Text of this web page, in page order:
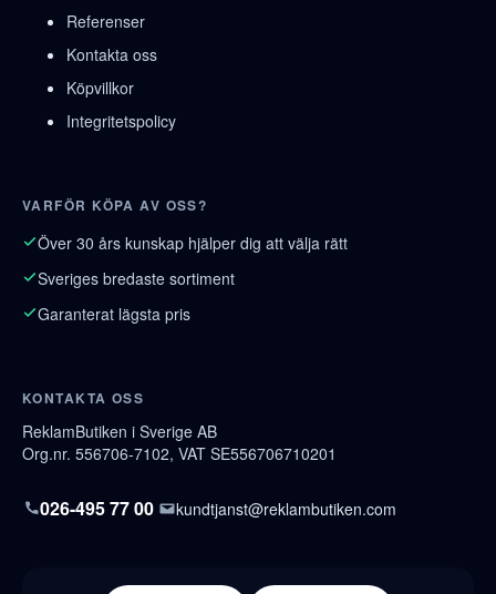
Referenser
Kontakta oss
Köpvillkor
Integritetspolicy
VARFÖR KÖPA AV OSS?
Över 30 års kunskap hjälper dig att välja rätt
Sveriges bredaste sortiment
Garanterat lägsta pris
KONTAKTA OSS
ReklamButiken i Sverige AB
Org.nr. 556706-7102, VAT SE556706710201
026-495 77 00 kundtjanst@reklambutiken.com